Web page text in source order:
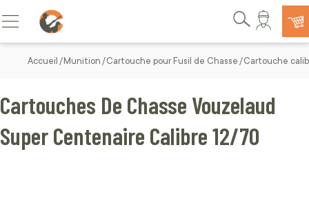
Allez au contenu
Basculer la navigation
Rechercher
Accueil Munition Cartouche pour Fusil de Chasse Cartouche
Cartouches De Chasse Vouzelaud
Super Centenaire Calibre 12/70